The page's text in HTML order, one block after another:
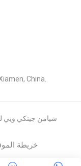
China.
خريطة